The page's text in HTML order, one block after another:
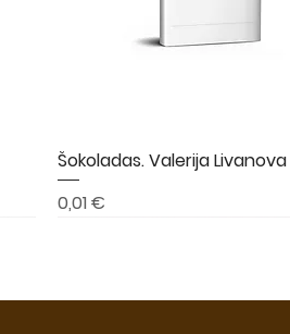
Greita peržiūra
Šokoladas. Valerija Livanova
Kaina
0,01 €